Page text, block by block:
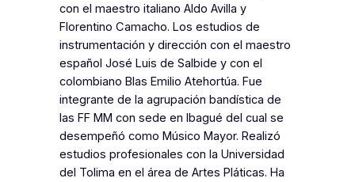
con el maestro italiano Aldo Avilla y
Florentino Camacho. Los estudios de
instrumentación y dirección con el maestro
español José Luis de Salbide y con el
colombiano Blas Emilio Atehortúa. Fue
integrante de la agrupación bandística de
las FF MM con sede en Ibagué del cual se
desempeñó como Músico Mayor. Realizó
estudios profesionales con la Universidad
del Tolima en el área de Artes Pláticas. Ha